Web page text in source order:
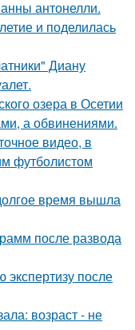
антонелли.
и поделилась
Диану
озера в Осетии
а обвинениями.
видео, в
футболистом
время вышла
после развода
экспертизу после
возраст - не